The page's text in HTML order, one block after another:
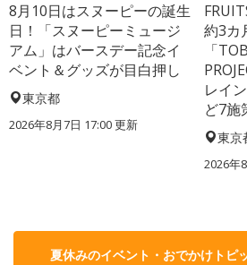
8月10日はスヌーピーの誕生
日！「スヌーピーミュージ
アム」はバースデー記念イ
ベント＆グッズが目白押し
東京都
2026年8月7日 17:00更新
約3カ
「
レイ
ど7施
東京
2026年
夏休みのイベント・おでかけトピ